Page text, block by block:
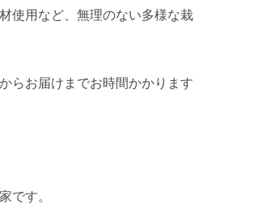
使用など、無理のない多様な栽
らお届けまでお時間かかります
です。